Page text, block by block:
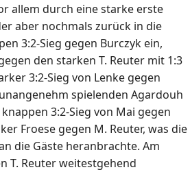
allem durch eine starke erste
aber nochmals zurück in die
3:2-Sieg gegen Burczyk ein,
den starken T. Reuter mit 1:3
3:2-Sieg von Lenke gegen
spielenden Agardouh
3:2-Sieg von Mai gegen
Froese gegen M. Reuter, was die
die Gäste heranbrachte. Am
T. Reuter weitestgehend